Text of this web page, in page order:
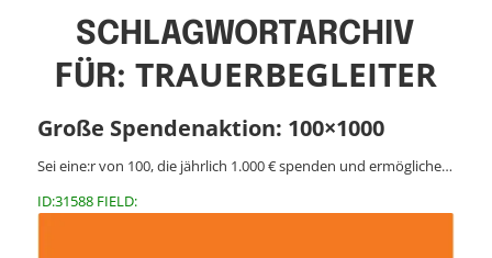
SCHLAGWORTARCHIV
FÜR: TRAUERBEGLEITER
Große Spendenaktion: 100×1000
Sei eine:r von 100, die jährlich 1.000 € spenden und ermögliche…
ID:31588 FIELD: